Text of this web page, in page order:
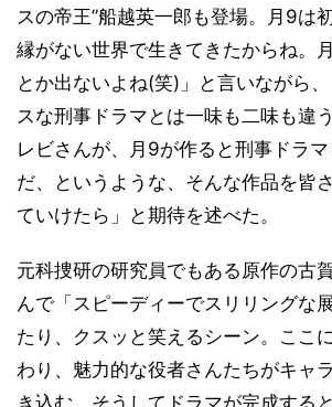
スの帝王”船越英一郎も登場。月9は
縁がない世界で生きてきたからね。
とか出ないよね(笑)」と言いながら
スな刑事ドラマとは一味も二味も違
レビさんが、月9が作ると刑事ドラ
だ、というような、そんな作品を皆
ていけたら」と期待を述べた。
元科捜研の研究員でもある原作の古
んで「スピーディーでスリリングな
たり、クスッと笑えるシーン。ここ
わり、魅力的な役者さんたちがキャ
き込む。そうしてドラマが完成する